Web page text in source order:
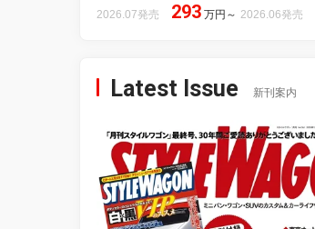
2026.07発売 293 万円 ～ 2026.06発売
Latest Issue 新刊案内